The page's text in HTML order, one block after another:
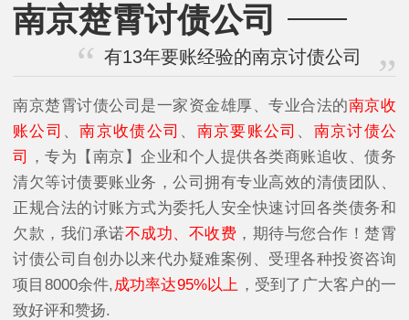
南京楚霄讨债公司
有13年要账经验的南京讨债公司
南京楚霄讨债公司是一家资金雄厚、专业合法的南京收
账公司
、南京收债公司 南京要账公司
南京讨债公
司
，专为【南京】企业和个人提供各类商账追收、债务
清欠等讨债要账业务，公司拥有专业高效的清债团队、
正规合法的讨账方式为委托人安全快速讨回各类债务和
欠款，我们承诺不成功、不收费 ，期待与您合作！楚霄
讨债公司自创办以来代办疑难案例、受理各种投资咨询
项目8000余件, 成功率达95%以上 ，受到了广大客户的一
致好评和赞扬.